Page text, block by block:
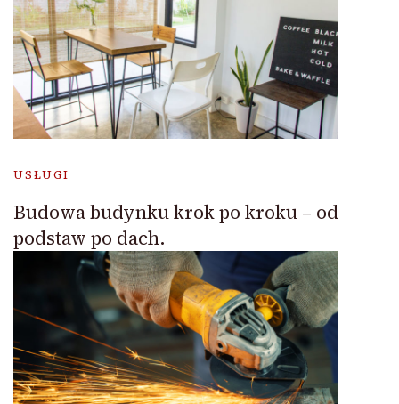
USŁUGI
Budowa budynku krok po kroku – od
podstaw po dach.